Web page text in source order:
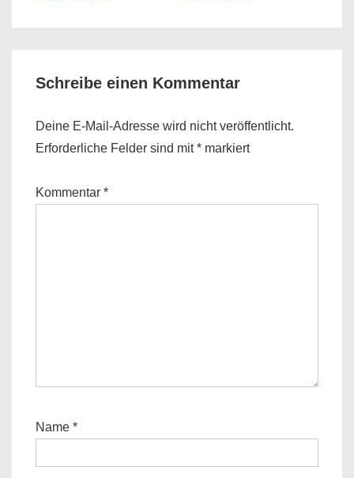
Schreibe einen Kommentar
Deine E-Mail-Adresse wird nicht veröffentlicht.
Erforderliche Felder sind mit* markiert
Kommentar *
Name *